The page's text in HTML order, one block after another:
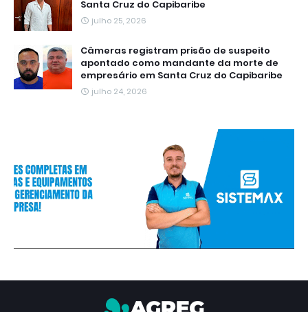
Santa Cruz do Capibaribe
julho 25, 2026
Câmeras registram prisão de suspeito
apontado como mandante da morte de
empresário em Santa Cruz do Capibaribe
julho 24, 2026